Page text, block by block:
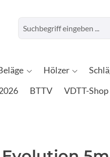
Hölzer
BTTV VDTT-Shop